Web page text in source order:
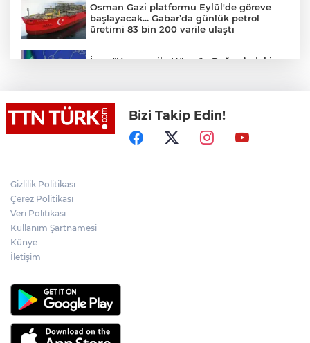
Osman Gazi platformu Eylül'de göreve
başlayacak... Gabar’da günlük petrol
üretimi 83 bin 200 varile ulaştı
İran: "Umman ile Hürmüz Boğazı’ndaki
Dervişoğlu: İhanet belgesini kabul
etmeyeceğiz
Fenerbahçe, UEFA Kadınlar Şampiyonlar
Bizi Takip Edin!
Gizlilik Politikası
Çerez Politikası
Veri Politikası
Kullanım Şartnamesi
Künye
İletişim